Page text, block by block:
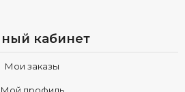
кабинет
Мои заказы
Мой профиль